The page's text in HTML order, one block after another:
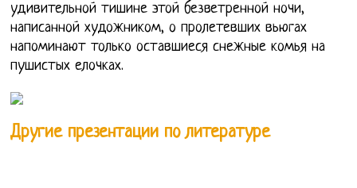
удивительной тишине этой безветренной ночи,
написанной художником, о пролетевших вьюгах
напоминают только оставшиеся снежные комья на
пушистых елочках.
Другие презентации по литературе